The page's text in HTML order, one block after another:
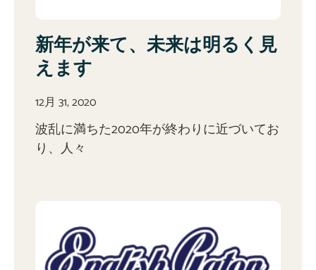
新年が来て、未来は明るく見
えます
12月 31, 2020
波乱に満ちた2020年が終わりに近づいてお
り、人々